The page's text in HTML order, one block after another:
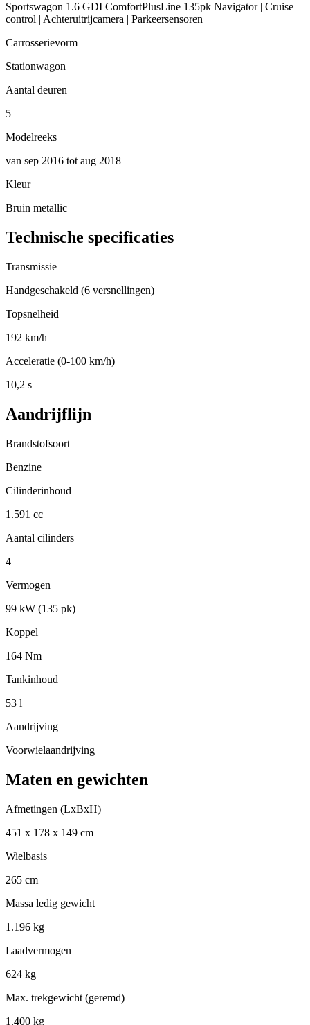
Sportswagon 1.6 GDI ComfortPlusLine 135pk Navigator | Cruise
control | Achteruitrijcamera | Parkeersensoren
Carrosserievorm
Stationwagon
Aantal deuren
5
Modelreeks
van sep 2016 tot aug 2018
Kleur
Bruin metallic
Technische specificaties
Transmissie
Handgeschakeld (6 versnellingen)
Topsnelheid
192 km/h
Acceleratie (0-100 km/h)
10,2 s
Aandrijflijn
Brandstofsoort
Benzine
Cilinderinhoud
1.591 cc
Aantal cilinders
4
Vermogen
99 kW (135 pk)
Koppel
164 Nm
Tankinhoud
53 l
Aandrijving
Voorwielaandrijving
Maten en gewichten
Afmetingen (LxBxH)
451 x 178 x 149 cm
Wielbasis
265 cm
Massa ledig gewicht
1.196 kg
Laadvermogen
624 kg
Max. trekgewicht (geremd)
1.400 kg